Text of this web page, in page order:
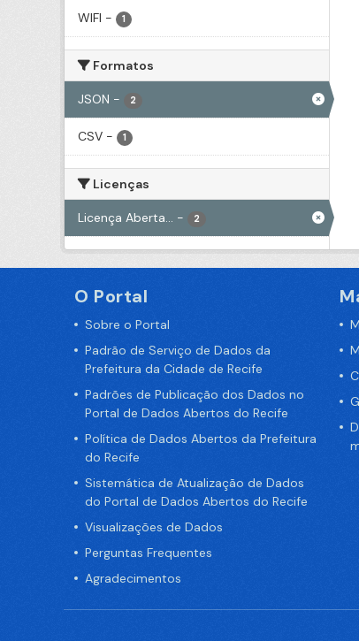
WIFI - 1
Formatos
JSON - 2
CSV - 1
Licenças
Licença Aberta... - 2
O Portal
Sobre o Portal
Padrão de Serviço de Dados da
Prefeitura da Cidade de Recife
Padrões de Publicação dos Dados no
Portal de Dados Abertos do Recife
Política de Dados Abertos da Prefeitura
do Recife
Sistemática de Atualização de Dados
do Portal de Dados Abertos do Recife
Visualizações de Dados
Perguntas Frequentes
Agradecimentos